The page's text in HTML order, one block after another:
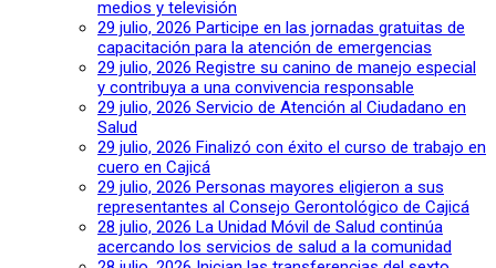
medios y televisión
29 julio, 2026 Participe en las jornadas gratuitas de
capacitación para la atención de emergencias
29 julio, 2026 Registre su canino de manejo especial
y contribuya a una convivencia responsable
29 julio, 2026 Servicio de Atención al Ciudadano en
Salud
29 julio, 2026 Finalizó con éxito el curso de trabajo en
cuero en Cajicá
29 julio, 2026 Personas mayores eligieron a sus
representantes al Consejo Gerontológico de Cajicá
28 julio, 2026 La Unidad Móvil de Salud continúa
acercando los servicios de salud a la comunidad